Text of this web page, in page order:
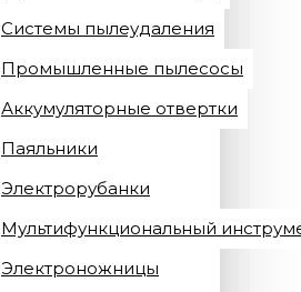
Системы пылеудаления
Промышленные пылесосы
Аккумуляторные отвертки
Паяльники
Электрорубанки
Мультифункциональный
Электроножницы